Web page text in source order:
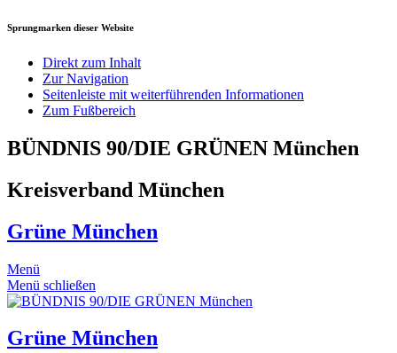
Sprungmarken dieser Website
Direkt zum Inhalt
Zur Navigation
Seitenleiste mit weiterführenden Informationen
Zum Fußbereich
BÜNDNIS 90/DIE GRÜNEN München
Kreisverband München
Grüne München
Menü
Menü schließen
Grüne München